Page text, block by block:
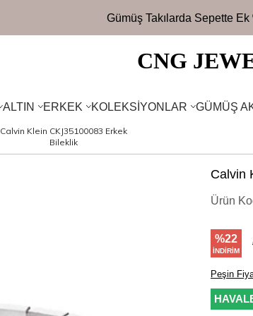
CNG
ALTIN ERKEK KOLEKSIYONLAR GÜMÜŞ
Calvin Klein CKJ35100083 Erkek
Bileklik
Calvin
Ürün
%22
İNDIRIM
Peşin